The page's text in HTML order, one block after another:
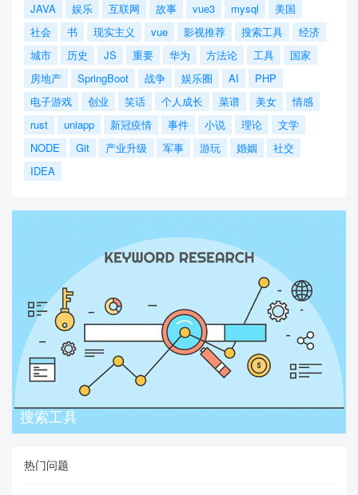
JAVA 娱乐 互联网 故事 vue3 mysql
美国
社会
书 现实主义 vue 影视推荐 搜索工具
经济
城市
历史 JS 重要 华为 方法论 工具
国家
房地产
SpringBoot 战争 娱乐圈 AI
PHP
电子游戏
创业 笑话 个人成长 菜谱 美女
情感
rust
uniapp 新冠疫情 事件 小说 理论
文学
NODE
Git 产业升级 军事 游玩 婚姻
社交
IDEA
搜索工具
热门问题